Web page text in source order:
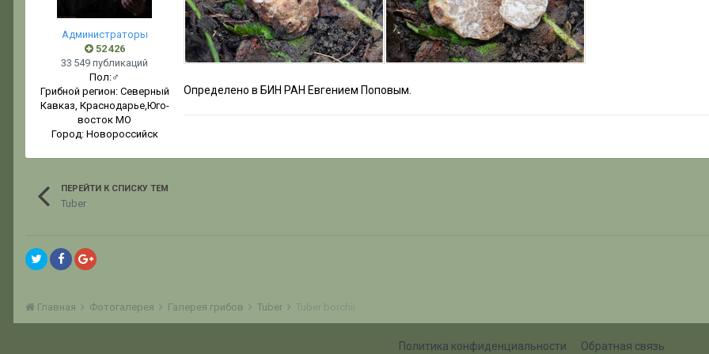
Администраторы
52 426
33 549 публикаций
Пол:♂
Грибной регион: Северный
Кавказ, Краснодарье,Юго-
восток МО
Город: Новороссийск
Определено в БИН РАН Евгением Поповым.
ПЕРЕЙТИ К СПИСКУ ТЕМ
Tuber
Главная Фотогалерея Галерея грибов Tuber Tuber borchii
Политика конфиденциальности Обратная связь